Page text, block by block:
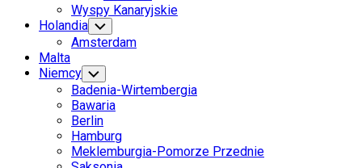
Wyspy Kanaryjskie
Holandia Toggle
Child
Menu
Amsterdam
Malta
Niemcy Toggle
Child
Menu
Badenia-Wirtembergia
Bawaria
Berlin
Hamburg
Meklemburgia-Pomorze Przednie